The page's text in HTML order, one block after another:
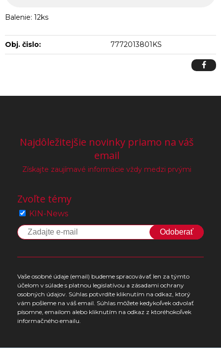
Balenie: 12ks
Obj. čislo: 7772013801KS
Najdôležitejšie novinky priamo na váš
email
Získajte zaujímavé informácie vždy medzi prvými
Zvoľte témy
KIN-News
Odoberať
Vaše osobné údaje (email) budeme spracovávať len za týmto
účelom v súlade s platnou legislatívou a zásadami ochrany
osobných údajov. Súhlas potvrdíte kliknutím na odkaz, ktorý
vám pošleme na váš email. Súhlas môžete kedykoľvek odvolať
písomne, emailom alebo kliknutím na odkaz z ktoréhokoľvek
informačného emailu.